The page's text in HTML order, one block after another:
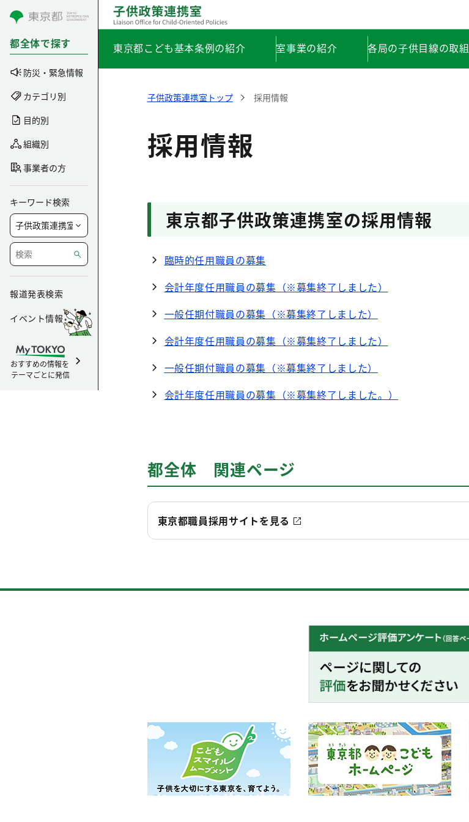
コンテンツにスキップ
都全体で探す
防災・緊急情報
カテゴリ別
目的別
組織別
事業者の方
キーワード検索
報道発表検索
イベント情報
おすすめの情報を
テーマごとに発信
東京都こども基本条例の紹介 室事業の紹介 各局の子供目線の取組
子供政策連携室トップ 採用情報
採用情報
東京都子供政策連携室の採用情報
臨時的任用職員の募集
会計年度任用職員の募集（※募集終了しました）
一般任期付職員の募集（※募集終了しました）
会計年度任用職員の募集（※募集終了しました）
一般任期付職員の募集（※募集終了しました）
会計年度任用職員の募集（※募集終了しました。）
都全体 関連ページ
東京都職員採用サイトを見る